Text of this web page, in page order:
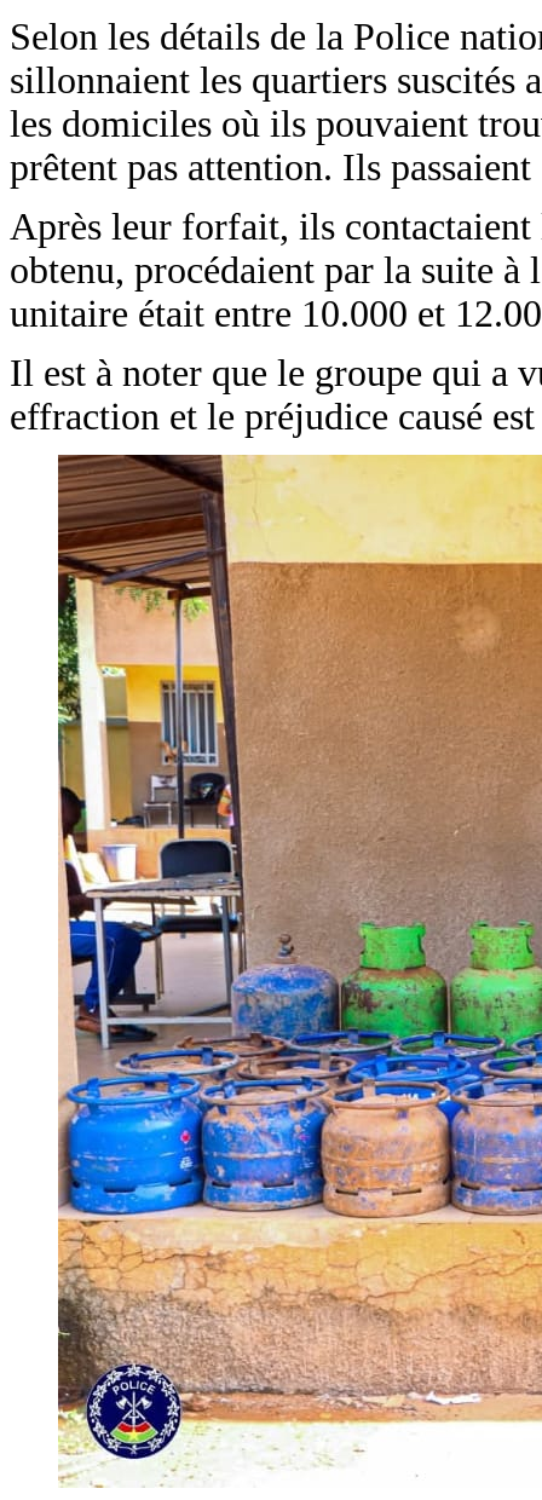
Selon les détails de la Police
sillonnaient les quartiers suscités
les domiciles où ils pouvaient
prêtent pas attention. Ils
Après leur forfait, ils contactaient
obtenu, procédaient par la suite
unitaire était entre 10.000 et
Il est à noter que le groupe qui a
effraction et le préjudice causé